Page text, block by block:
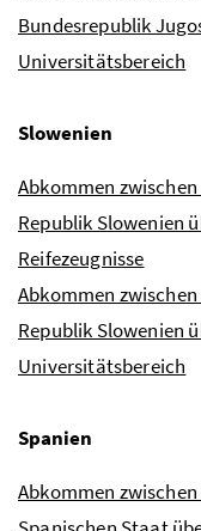
Bundesrepublik
Universitätsbereich
Slowenien
Abkommen
Republik Slowenien
Reifezeugnisse
Abkommen
Republik Slowenien
Universitätsbereich
Spanien
Abkommen